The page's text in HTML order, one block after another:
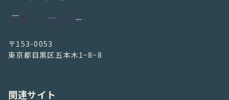
〒153-0053
東京都目黒区五本木1−8−8
関連サイト